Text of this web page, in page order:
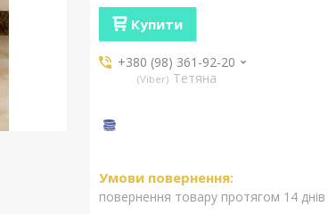
Купити
+380 (98) 361-92-20
Viber Тетяна
повернення товару протягом 14 днів